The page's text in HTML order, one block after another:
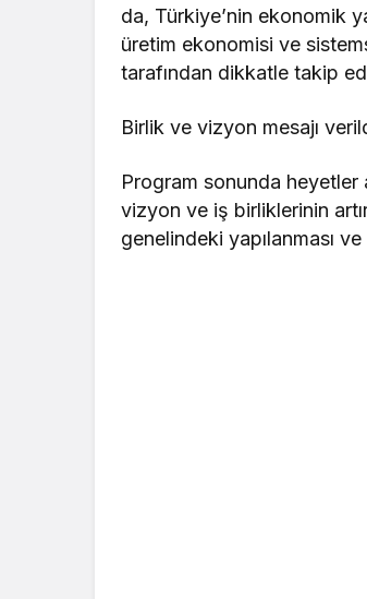
da, Türkiye’nin ekonomik
üretim ekonomisi ve
tarafından dikkatle takip
Birlik ve vizyon mesajı
Program sonunda heyetler
vizyon ve iş birliklerinin
genelindeki yapılanması